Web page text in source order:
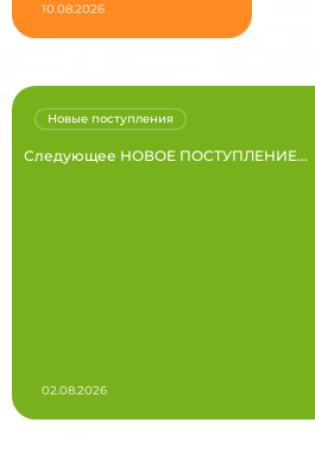
10.08.2026
Следующее НОВОЕ ПОСТУПЛЕНИЕ...
Новые поступления
02.08.2026